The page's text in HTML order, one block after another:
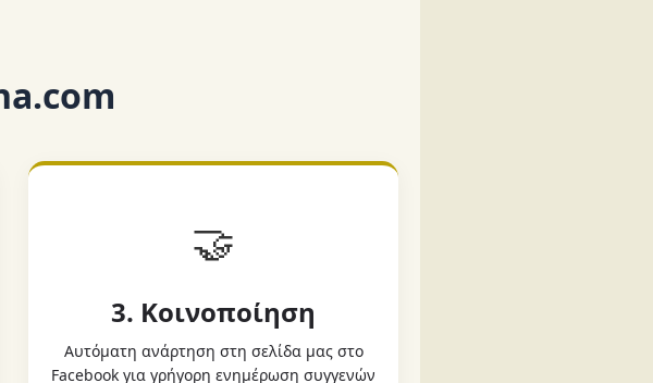
🤝
3. Κοινοποίηση
Αυτόματη ανάρτηση στη σελίδα μας στο
Facebook για γρήγορη ενημέρωση συγγενών